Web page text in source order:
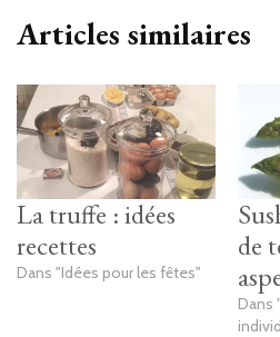
Articles similaires
La truffe : idées
recettes
Dans "Idées pour les fêtes"
de
Dans